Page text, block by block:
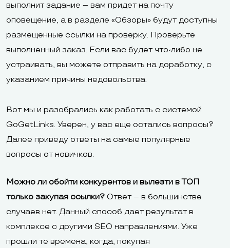
выполнит задание – вам придет на почту
оповещение, а в разделе «Обзоры» будут доступны
размещенные ссылки на проверку. Проверьте
выполненный заказ. Если вас будет что-либо не
устраивать, вы можете отправить на доработку, с
указанием причины недовольства.
Вот мы и разобрались как работать с системой
GoGetLinks. Уверен, у вас еще остались вопросы?
Далее приведу ответы на самые популярные
вопросы от новичков.
Можно ли обойти конкурентов и вылезти в ТОП
только закупая ссылки? Ответ – в большинстве
случаев нет. Данный способ дает результат в
комплексе с другими SEO направлениями. Уже
прошли те времена, когда, покупая